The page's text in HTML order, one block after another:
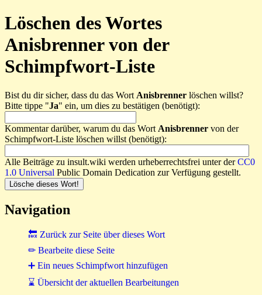
Löschen des Wortes
Anisbrenner von der
Schimpfwort-Liste
Bist du dir sicher, dass du das Wort Anisbrenner löschen willst?
Bitte tippe "Ja" ein, um dies zu bestätigen (benötigt):
Kommentar darüber, warum du das Wort Anisbrenner von der
Schimpfwort-Liste löschen willst (benötigt):
Alle Beiträge zu insult.wiki werden urheberrechtsfrei unter derCC0
1.0 Universal Public Domain Dedication zur Verfügung gestellt.
Navigation
🔙 Zurück zur Seite über dieses Wort
✏ Bearbeite diese Seite
➕ Ein neues Schimpfwort hinzufügen
⌛ Übersicht der aktuellen Bearbeitungen